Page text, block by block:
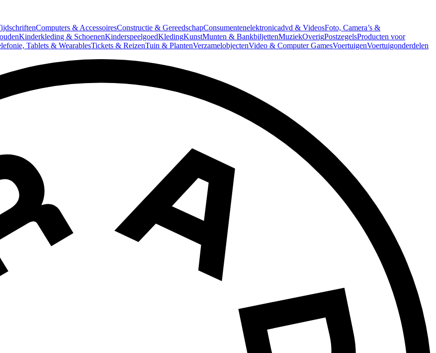
Computers & AccessoiresConstructie & GereedschapConsumentenelektronicadvd & VideosFoto, Camera’s &
Kinderkleding & SchoenenKinderspeelgoedKledingKunstMunten & BankbiljettenMuziekOverigPostzegelsProducten voor
Tablets & WearablesTickets & ReizenTuin & PlantenVerzamelobjectenVideo & Computer GamesVoertuigenVoertuigonderdelen